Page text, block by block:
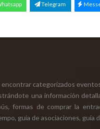
Telegram
categorizados
una información
formas de comprar la
guía de asociaciones, guía